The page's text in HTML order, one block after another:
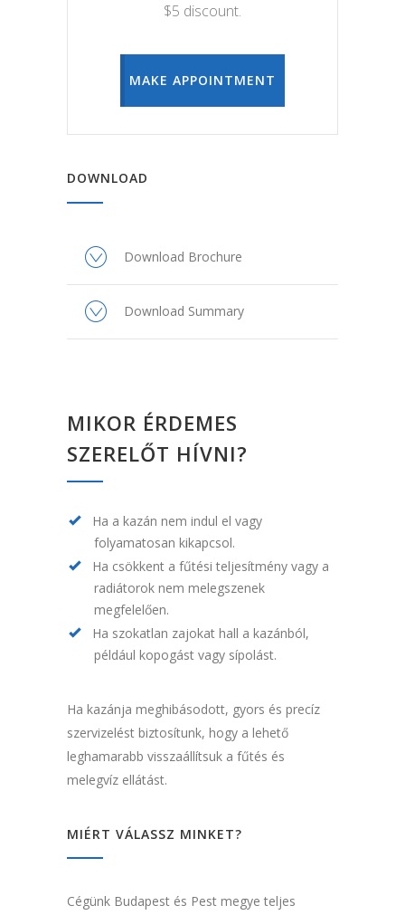
$5 discount.
MAKE APPOINTMENT
DOWNLOAD
Download Brochure
Download Summary
MIKOR ÉRDEMES
SZERELŐT HÍVNI?
Ha a kazán nem indul el vagy
folyamatosan kikapcsol.
Ha csökkent a fűtési teljesítmény vagy a
radiátorok nem melegszenek
megfelelően.
Ha szokatlan zajokat hall a kazánból,
például kopogást vagy sípolást.
Ha kazánja meghibásodott, gyors és precíz
szervizelést biztosítunk, hogy a lehető
leghamarabb visszaállítsuk a fűtés és
melegvíz ellátást.
MIÉRT VÁLASSZ MINKET?
Cégünk Budapest és Pest megye teljes